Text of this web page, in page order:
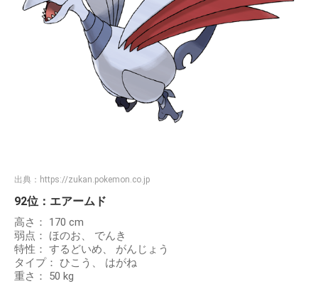
出典： https://zukan.pokemon.co.jp
92位：エアームド
高さ： 170 cm
弱点： ほのお、 でんき
特性： するどいめ、 がんじょう
タイプ： ひこう、 はがね
重さ： 50 kg